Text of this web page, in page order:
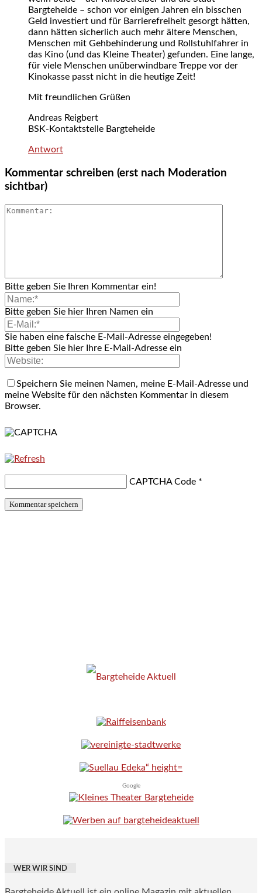
Bargteheide – schon vor einigen Jahren ein bisschen
Geld investiert und für Barrierefreiheit gesorgt hätten,
dann hätten sicherlich auch mehr ältere Menschen,
Menschen mit Gehbehinderung und Rollstuhlfahrer in
das Kino (und das Kleine Theater) gefunden. Eine lange,
für viele Menschen unüberwindbare Treppe vor der
Kinokasse passt nicht in die heutige Zeit!
Mit freundlichen Grüßen
Andreas Reigbert
BSK-Kontaktstelle Bargteheide
Antwort
Kommentar schreiben (erst nach Moderation
sichtbar)
Bitte geben Sie Ihren Kommentar ein!
Bitte geben Sie hier Ihren Namen ein
Sie haben eine falsche E-Mail-Adresse eingegeben!
Bitte geben Sie hier Ihre E-Mail-Adresse ein
Speichern Sie meinen Namen, meine E-Mail-Adresse und
meine Website für den nächsten Kommentar in diesem
Browser.
CAPTCHA Code *
Google
WER WIR SIND